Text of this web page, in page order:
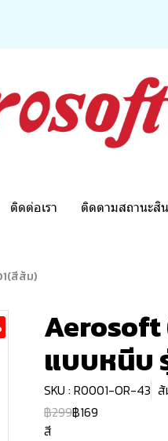
ติดต่อเรา ติดตามสถานะสิ
สีส้ม)
Aerosoft
แบบหนีบ
SKU : R0001-OR-43 ส้
฿299฿169
สี